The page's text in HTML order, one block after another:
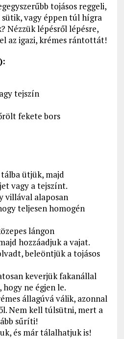
tojásos reggeli,
sütik, vagy éppen túl hígra
Nézzük lépésről lépésre,
az igazi, krémes rántottát!
tejszín
fekete bors
ütjük, majd
vagy a tejszínt.
villával alaposan
teljesen homogén
lángon
hozzáadjuk a vajat.
beleöntjük a tojásos
keverjük fakanállal
ne égjen le.
állagúvá válik, azonnal
Nem kell túlsütni, mert a
sűríti!
és már tálalhatjuk is!